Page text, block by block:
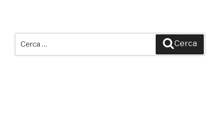
Cerca